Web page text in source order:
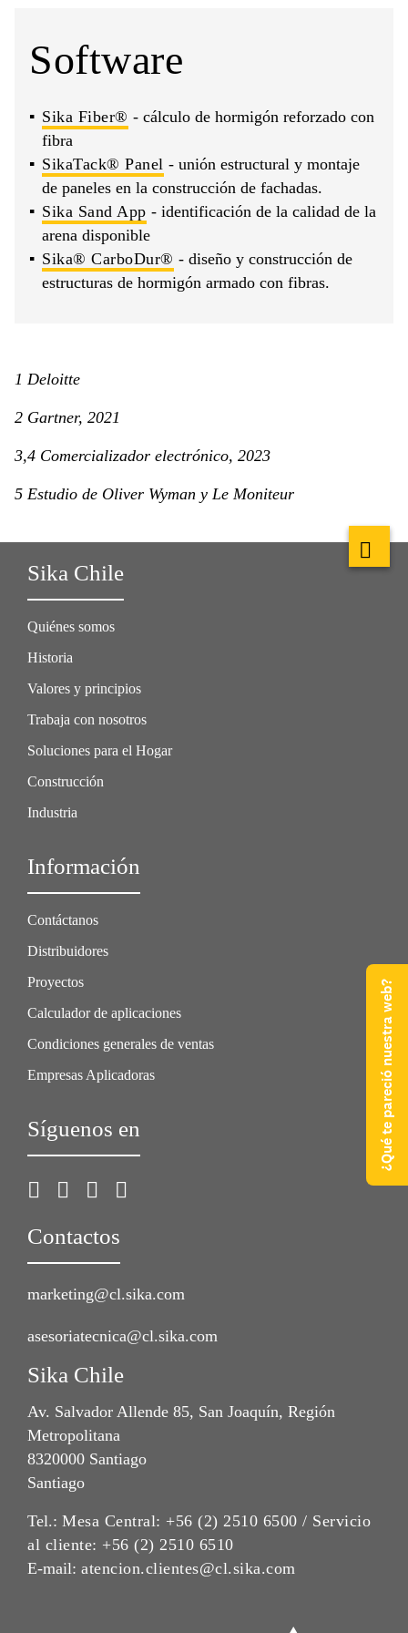
Software
Sika Fiber® - cálculo de hormigón reforzado con
fibra
SikaTack® Panel - unión estructural y montaje
de paneles en la construcción de fachadas.
Sika Sand App - identificación de la calidad de la
arena disponible
Sika® CarboDur® - diseño y construcción de
estructuras de hormigón armado con fibras.
1 Deloitte
2 Gartner, 2021
3,4 Comercializador electrónico, 2023
5 Estudio de Oliver Wyman y Le Moniteur
Sika Chile
Quiénes somos
Historia
Valores y principios
Trabaja con nosotros
Soluciones para el Hogar
Construcción
Industria
Información
Contáctanos
Distribuidores
Proyectos
Calculador de aplicaciones
Condiciones generales de ventas
Empresas Aplicadoras
Síguenos en
Contactos
marketing@cl.sika.com
asesoriatecnica@cl.sika.com
Sika Chile
Av. Salvador Allende 85, San Joaquín, Región
Metropolitana
8320000 Santiago
Santiago
Tel.: Mesa Central: +56 (2) 2510 6500 / Servicio
al cliente: +56 (2) 2510 6510
E-mail: atencion.clientes@cl.sika.com
¿Qué te pareció nuestra web?